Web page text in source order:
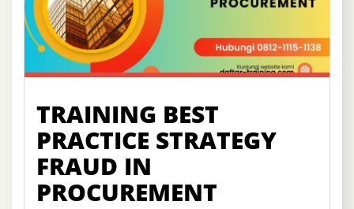
TRAINING BEST
PRACTICE STRATEGY
FRAUD IN
PROCUREMENT